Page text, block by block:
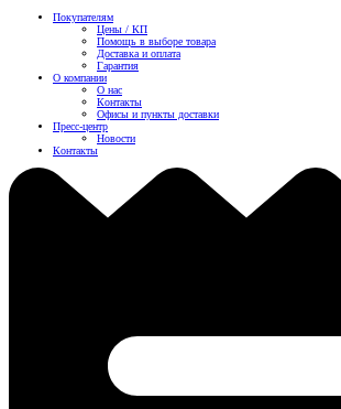
Покупателям
Цены / КП
Помощь в выборе товара
Доставка и оплата
Гарантия
О компании
О нас
Контакты
Офисы и пункты доставки
Пресс-центр
Новости
Контакты